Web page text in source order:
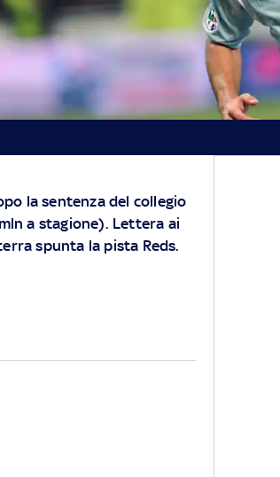
la sentenza del collegio
a stagione). Lettera ai
spunta la pista Reds.